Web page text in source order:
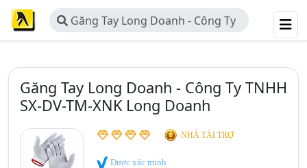
Găng Tay Long Doanh - Công Ty
TNHH SX-DV-TM-XNK Long Doanh
Găng Tay Long Doanh - Công Ty TNHH
SX-DV-TM-XNK Long Doanh
NHÀ TÀI TRỢ
Được xác minh